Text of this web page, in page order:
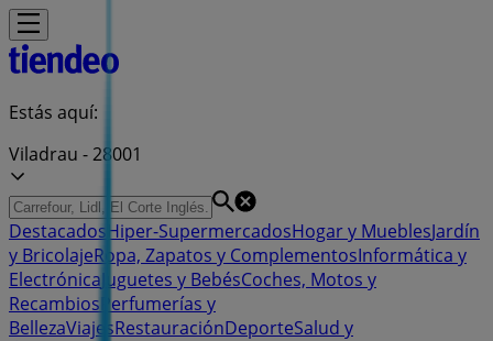
Estás aquí:
Viladrau - 28001
DestacadosHiper-SupermercadosHogar y MueblesJardín
y BricolajeRopa, Zapatos y ComplementosInformática y
Electrónica Juguetes y BebésCoches, Motos y
Recambios Perfumerías y
BellezaViajesRestauraciónDeporteSalud y